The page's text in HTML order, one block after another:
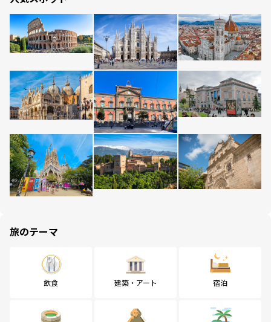
旅のテーマ
飲食 建築・アート 宿泊